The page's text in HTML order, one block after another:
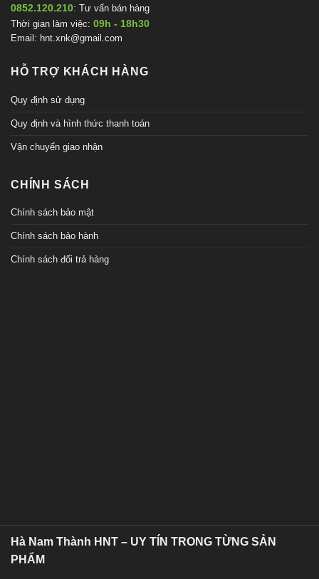
0852.120.210: Tư vấn bán hàng
Thời gian làm việc: 09h - 18h30
Email: hnt.xnk@gmail.com
HỖ TRỢ KHÁCH HÀNG
Quy định sử dụng
Quy định và hình thức thanh toán
Vận chuyển giao nhận
CHÍNH SÁCH
Chính sách bảo mật
Chính sách bảo hành
Chính sách đổi trả hàng
Hà Nam Thành HNT – UY TÍN TRONG TỪNG SẢN
PHẨM